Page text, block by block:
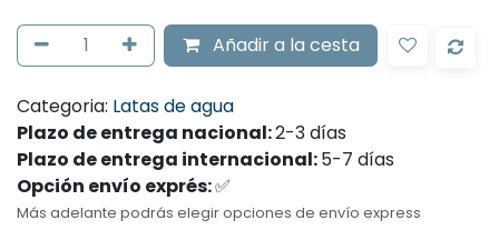
Añadira la cesta
Categoria: Latas de agua
Plazo de entrega nacional:2-3días
Plazo de entrega internacional:5-7 días
Opción envío exprés:✅
Más adelante podrás elegir opciones de envío express